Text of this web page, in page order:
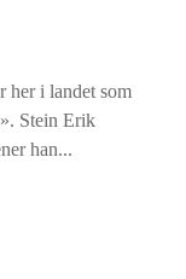
her i landet som
Stein Erik
han...